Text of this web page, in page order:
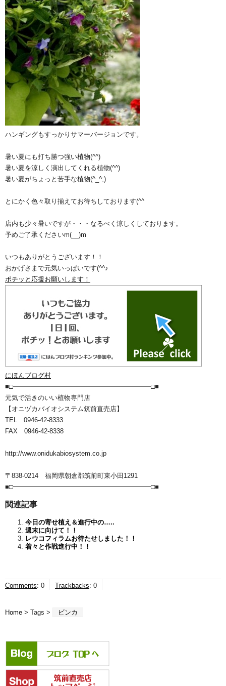
ハンギングもすっかりサマーバージョンです。
暑い夏にも打ち勝つ強い植物(^^)
暑い夏を涼しく演出してくれる植物(^^)
暑い夏がちょっと苦手な植物(^_^;)
とにかく色々取り揃えてお待ちしております(^^ゞ
店内も少々暑いですが・・・なるべく涼しくしております。
予めご了承くださいm(__)m
いつもありがとうございます！！
おかげさまで元気いっぱいです(^^♪
ポチッと応援お願いします！
にほんブログ村
■□━━━━━━━━━━━━━━━━━━━━━□■
元気で活きのいい植物専門店
【オニヅカバイオシステム筑前直売店】
TEL 0946-42-8333
FAX 0946-42-8338
http://www.onidukabiosystem.co.jp
〒838-0214 福岡県朝倉郡筑前町東小田1291
■□━━━━━━━━━━━━━━━━━━━━━□■
関連記事
今日の寄せ植え＆進行中の…..
週末に向けて！！
レウコフィラムお待たせしました！！
着々と作戦進行中！！
Comments: 0 Trackbacks: 0
Home > Tags > ビンカ